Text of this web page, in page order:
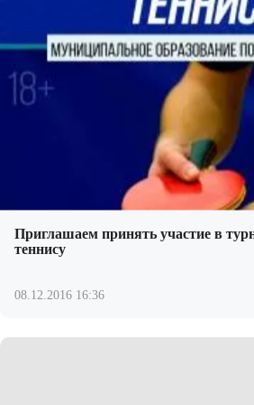
Приглашаем принять участие в
теннису
08.12.2016 16:36